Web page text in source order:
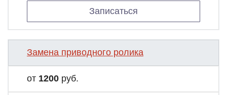
Записаться
Замена приводного ролика
от 1200 руб.